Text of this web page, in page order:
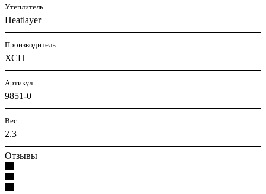
Утеплитель
Heatlayer
Производитель
ХСН
Артикул
9851-0
Вес
2.3
Отзывы